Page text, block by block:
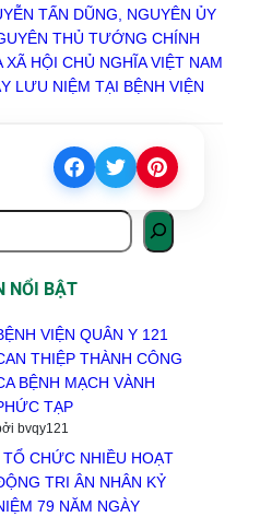
TẤN DŨNG, NGUYÊN ỦY
THỦ TƯỚNG CHÍNH
HỘI CHỦ NGHĨA VIỆT NAM
LƯU NIỆM TẠI BỆNH VIỆN
NỔI BẬT
VIỆN QUÂN Y 121
THIỆP THÀNH CÔNG
BỆNH MẠCH VÀNH
TẠP
bvqy121
TỔ CHỨC NHIỀU HOẠT
TRI ÂN NHÂN KỶ
79 NĂM NGÀY